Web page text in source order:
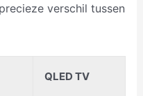
verschil tussen
QLED TV